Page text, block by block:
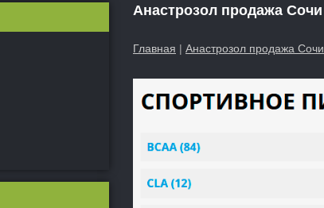
Анастрозол продажа Сочи
Главная | Анастрозол продажа Сочи